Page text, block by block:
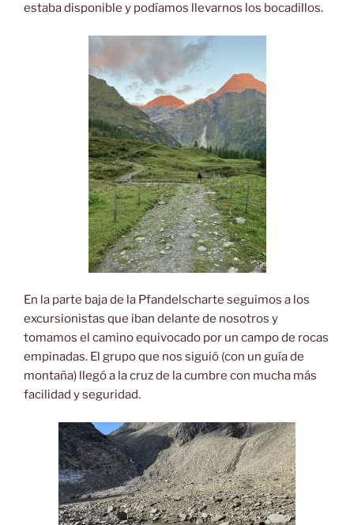
estaba disponible y podíamos llevarnos los bocadillos.
En la parte baja de la Pfandelscharte seguimos a los
excursionistas que iban delante de nosotros y
tomamos el camino equivocado por un campo de rocas
empinadas. El grupo que nos siguió (con un guía de
montaña) llegó a la cruz de la cumbre con mucha más
facilidad y seguridad.